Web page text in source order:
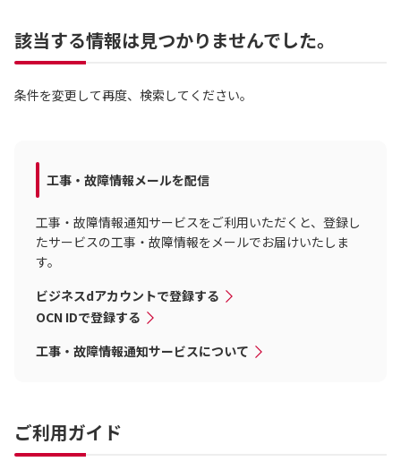
該当する情報は見つかりませんでした。
条件を変更して再度、検索してください。
工事・故障情報メールを配信
工事・故障情報通知サービスをご利用いただくと、登録し
たサービスの工事・故障情報をメールでお届けいたしま
す。
ビジネスdアカウントで登録する
OCN IDで登録する
工事・故障情報通知サービスについて
ご利用ガイド